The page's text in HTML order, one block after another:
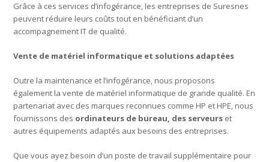
Grâce à ces services d’infogérance, les entreprises de Suresnes
peuvent réduire leurs coûts tout en bénéficiant d’un
accompagnement IT de qualité.
Vente de matériel informatique et solutions adaptées
Outre la maintenance et l’infogérance, nous proposons
également la vente de matériel informatique de grande qualité. En
partenariat avec des marques reconnues comme HP et HPE, nous
fournissons des ordinateurs de bureau, des serveurs et
autres équipements adaptés aux besoins des entreprises.
Que vous ayez besoin d’un poste de travail supplémentaire pour